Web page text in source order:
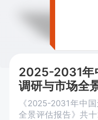
2025-2031年
调研与市场全
《2025-2031年中
全景评估报告》共